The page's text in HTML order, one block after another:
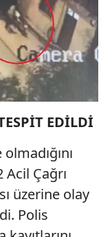
EDİLDİ
Çağrı
üzerine olay
Polis